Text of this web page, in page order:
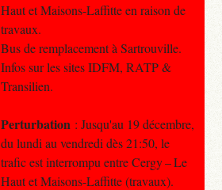
Haut et Maisons-Laffitte en raison de
travaux.
Bus de remplacement à Sartrouville.
Infos sur les sites IDFM, RATP &
Transilien.
Perturbation : Jusqu'au 19 décembre,
du lundi au vendredi dès 21:50, le
trafic est interrompu entre Cergy – Le
Haut et Maisons-Laffitte (travaux).